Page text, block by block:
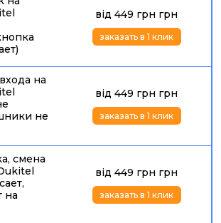
сколько стоит ремонт
ремонта Oukitel в Киеве,
ремонт Oukitel Киев
если треснуло только стекло.
зависит от модели, характера
корпуса, доступности запчастей
СМАРТФОНЫ OUKITEL
как «защищенный» телефон,
идет о моделях с усиленным
батареей. Но ударопрочный корпус
а не отменяет его
падения может треснуть стекло,
від 449 грн грн
заказать в 1 клик
на
не
від 449 грн грн
заказать в 1 клик
смена
на
від 449 грн грн
заказать в 1 клик